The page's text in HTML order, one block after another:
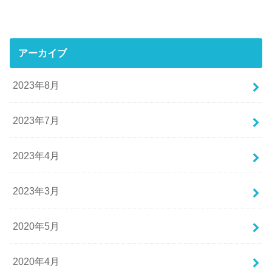
アーカイブ
2023年8月
2023年7月
2023年4月
2023年3月
2020年5月
2020年4月